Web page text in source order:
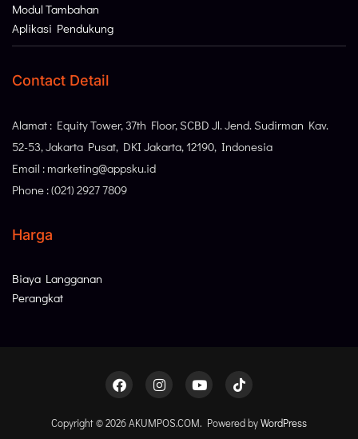
Modul Tambahan
Aplikasi Pendukung
Contact Detail
Alamat : Equity Tower, 37th Floor, SCBD Jl. Jend. Sudirman Kav.
52-53, Jakarta Pusat, DKI Jakarta, 12190, Indonesia
Email : marketing@appsku.id
Phone : (021) 2927 7809
Harga
Biaya Langganan
Perangkat
Copyright © 2026 AKUMPOS.COM. Powered byWordPress